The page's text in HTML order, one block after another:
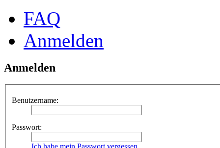
FAQ
Anmelden
Anmelden
Benutzername:
Passwort:
Ich habe mein Passwort vergessen